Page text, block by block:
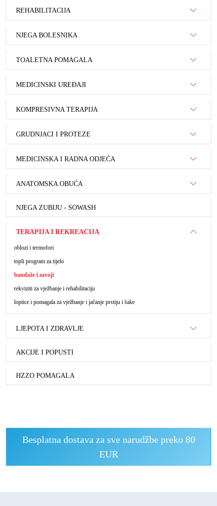
REHABILITACIJA
NJEGA BOLESNIKA
TOALETNA POMAGALA
MEDICINSKI UREĐAJI
KOMPRESIVNA TERAPIJA
GRUDNJACI I PROTEZE
MEDICINSKA I RADNA ODJEĆA
ANATOMSKA OBUĆA
NJEGA ZUBIJU - SOWASH
TERAPIJA I REKREACIJA
oblozi i termofori
topli program za tijelo
bandaže i zavoji
rekviziti za vježbanje i rehabilitaciju
loptice i pomagala za vježbanje i jačanje prstiju i šake
LJEPOTA I ZDRAVLJE
AKCIJE I POPUSTI
HZZO POMAGALA
Besplatna dostava za sve narudžbe preko 80
EUR